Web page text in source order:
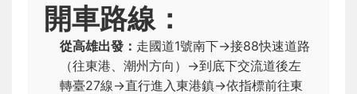
開車路線：
從高雄出發： 走國道1號南下→接88快速道路
（往東港、潮州方向）→到底下交流道後左
轉臺27線→直行進入東港鎮→依指標前往東